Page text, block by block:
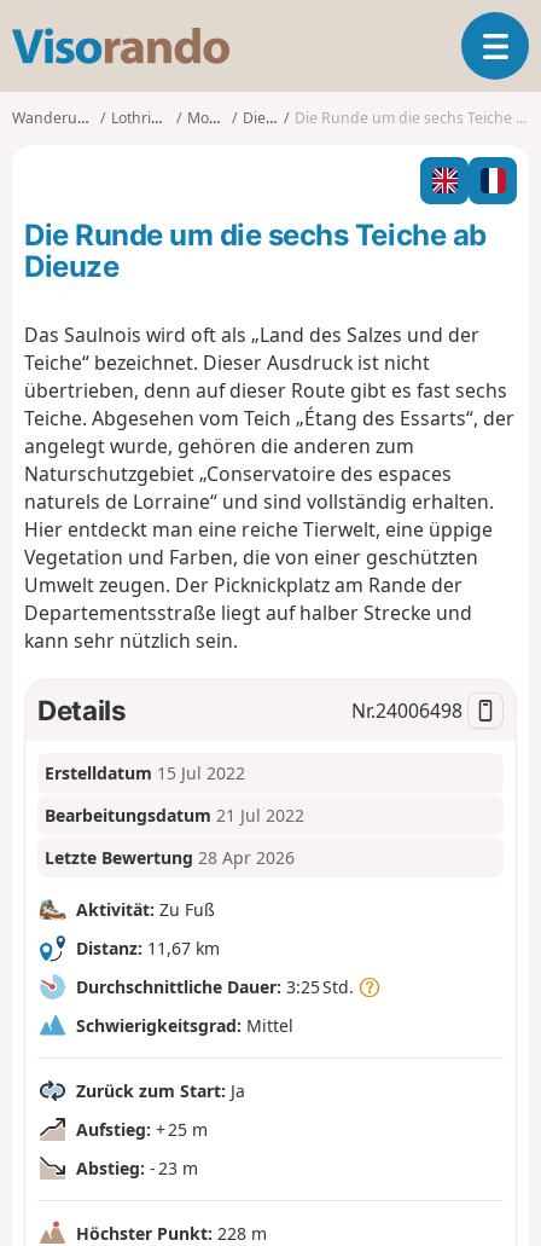
s
o
o
T
o
g
l
n
i
o
Wanderungen Lothringen Moselle Dieuze Die Runde um die sechs Teiche ab Dieuze
Die Runde um die sechs Teiche ab
Dieuze
Das Saulnois wird oft als „Land des Salzes und der
Teiche“ bezeichnet. Dieser Ausdruck ist nicht
übertrieben, denn auf dieser Route gibt es fast sechs
Teiche. Abgesehen vom Teich „Étang des Essarts“, der
angelegt wurde, gehören die anderen zum
Naturschutzgebiet „Conservatoire des espaces
naturels de Lorraine“ und sind vollständig erhalten.
Hier entdeckt man eine reiche Tierwelt, eine üppige
Vegetation und Farben, die von einer geschützten
Umwelt zeugen. Der Picknickplatz am Rande der
Departementsstraße liegt auf halber Strecke und
kann sehr nützlich sein.
Details Nr.24006498
Erstelldatum 15 Jul 2022
Bearbeitungsdatum 21 Jul 2022
Letzte Bewertung 28 Apr 2026
Aktivität: Zu Fuß
Distanz: 11,67 km
Durchschnittliche Dauer: 3:25 Std.
Schwierigkeitsgrad: Mittel
Zurück zum Start: Ja
Aufstieg: + 25 m
Abstieg: - 23 m
Höchster Punkt: 228 m